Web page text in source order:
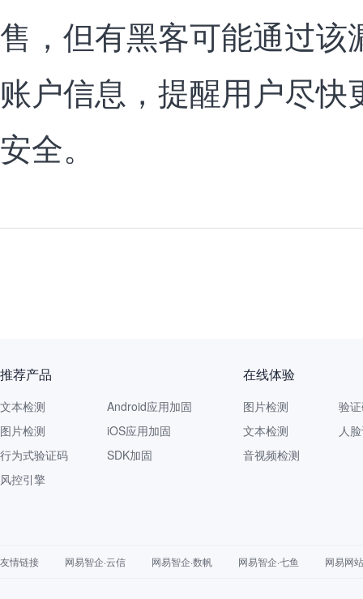
售，但有黑客可能通过该
账户信息，提醒用户尽快
安全。
推荐产品
文本检测
图片检测
行为式验证码
风控引擎
Android应用加固
iOS应用加固
SDK加固
在线体验
图片检测
文本检测
音视频检测
验
人
友情链接 网易智企·云信 网易智企·数帆 网易智企·七鱼 网易网